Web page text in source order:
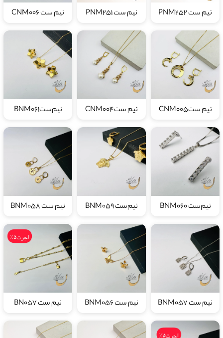
نیم ست PNM252 نیم ست PNM251 نیم ست CNM006
نیم ستCNM005 نیم ستCNM004 نیم‌ستBNM061
نیم‌ست BNM060 نیم‌ست BNM059 نیم ست BNM058
نیم ست BNM057 نیم ست BNM056 نیم ست BN057